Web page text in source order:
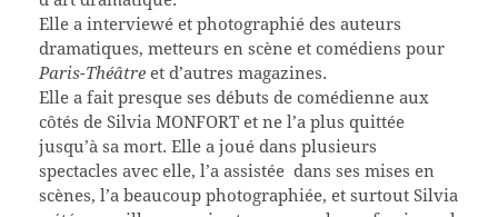
Elle a interviewé et photographié des auteurs
dramatiques, metteurs en scène et comédiens pour
Paris-Théâtre et d’autres magazines.
Elle a fait presque ses débuts de comédienne aux
côtés de Silvia MONFORT et ne l’a plus quittée
jusqu’à sa mort. Elle a joué dans plusieurs
spectacles avec elle, l’a assistée dans ses mises en
scènes, l’a beaucoup photographiée, et surtout Silvia